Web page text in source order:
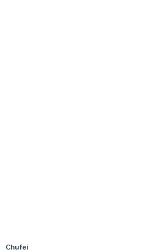
Chufei